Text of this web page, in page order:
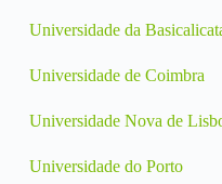
Universidade da
Universidade de Coimbra
Universidade Nova de
Universidade do Porto